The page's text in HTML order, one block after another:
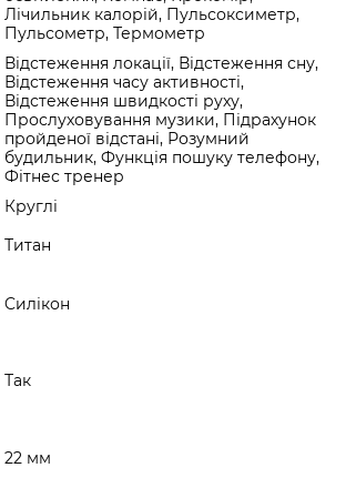
Лічильник калорій, Пульсоксиметр,
Пульсометр, Термометр
Відстеження локації, Відстеження сну,
Відстеження часу активності,
Відстеження швидкості руху,
Прослуховування музики, Підрахунок
пройденої відстані, Розумний
будильник, Функція пошуку телефону,
Фітнес тренер
Круглі
Титан
Cилікон
Так
22 мм